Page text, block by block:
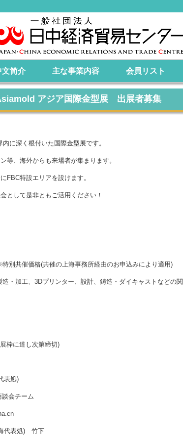
文简介 主な事業内容 会員リスト
アジア国際金型展 出展者募集
に深く根付いた国際金型展です。
、海外からも来場者が集まります。
FBC特設エリアを設けます。
として是非ともご活用ください！
共催価格(共催の上海事務所経由のお申込みにより適用)
・加工、3Dプリンター、設計、鋳造・ダイキャストなどの関
枠に達し次第締切)
表処)
会チーム
表処) 竹下